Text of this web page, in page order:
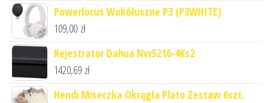
Powerlocus Wokółuszne P3 (P3WHITE)
109,00 zł
Rejestrator Dahua Nvr5216-4Ks2
1420,69 zł
Hendi Miseczka Okrągła Plato Zestaw 6szt.